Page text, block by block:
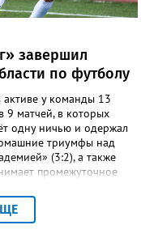
завершил
по футболу
у команды 13
9 матчей, в которых
одну ничью и одержал
триумфы над
(3:2), а также
промежуточное
«Шахтёр». При
идущих плечом к плечу